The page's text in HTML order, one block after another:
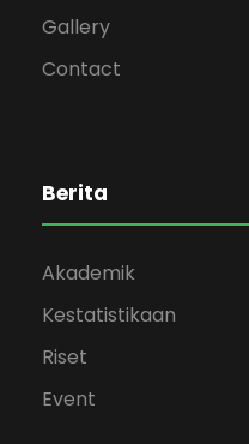
Gallery
Contact
Berita
Akademik
Kestatistikaan
Riset
Event